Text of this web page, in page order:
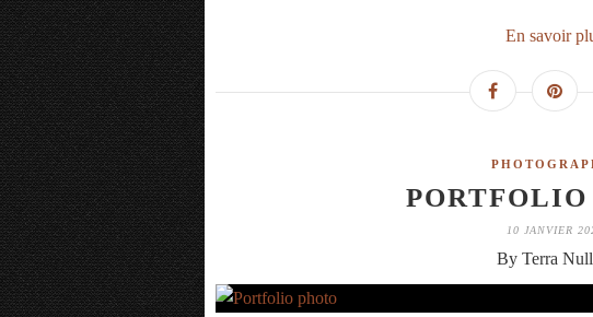
En savoir
PORTFOLIO
10 JANVIER
By Terra